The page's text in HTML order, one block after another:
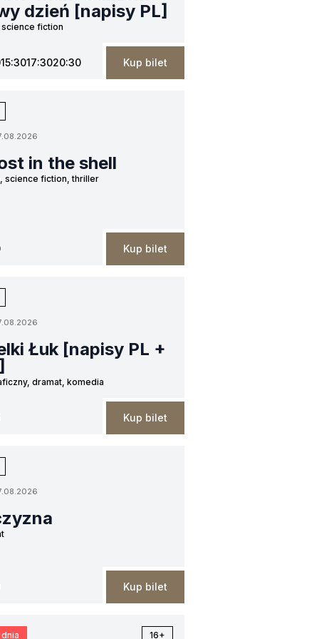
dzień [napisy PL]
science fiction
15:3017:3020:30 Kup bilet
in the shell
science fiction, thriller
Kup bilet
Łuk [napisy PL +
dramat, komedia
Kup bilet
Kup bilet
16+